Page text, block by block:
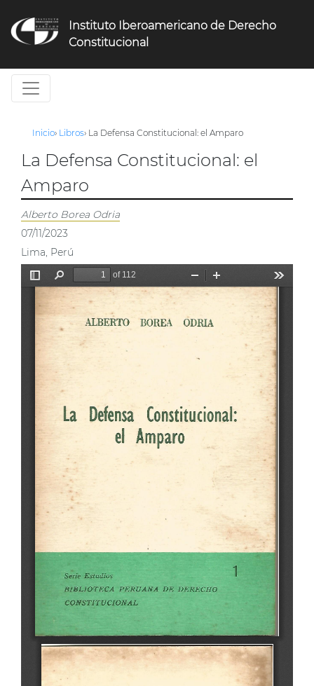
navigation
Instituto Iberoamericano de Derecho
Constitucional
Inicio› Libros› La Defensa Constitucional: el Amparo
La Defensa Constitucional: el
Amparo
Alberto Borea Odria
07/11/2023
Lima, Perú